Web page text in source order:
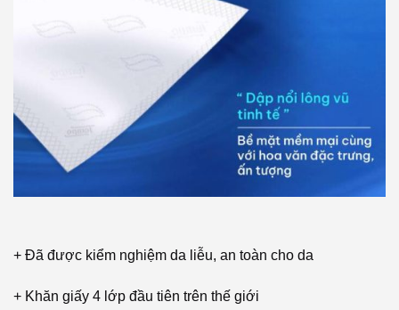
+ Đã được kiểm nghiệm da liễu, an toàn cho da
+ Khăn giấy 4 lớp đầu tiên trên thế giới